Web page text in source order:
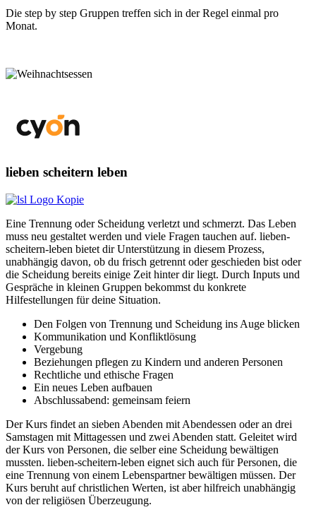
Die step by step Gruppen treffen sich in der Regel einmal pro
Monat.
lieben scheitern leben
Eine Trennung oder Scheidung verletzt und schmerzt. Das Leben
muss neu gestaltet werden und viele Fragen tauchen auf. lieben-
scheitern-leben bietet dir Unterstützung in diesem Prozess,
unabhängig davon, ob du frisch getrennt oder geschieden bist oder
die Scheidung bereits einige Zeit hinter dir liegt. Durch Inputs und
Gespräche in kleinen Gruppen bekommst du konkrete
Hilfestellungen für deine Situation.
Den Folgen von Trennung und Scheidung ins Auge blicken
Kommunikation und Konfliktlösung
Vergebung
Beziehungen pflegen zu Kindern und anderen Personen
Rechtliche und ethische Fragen
Ein neues Leben aufbauen
Abschlussabend: gemeinsam feiern
Der Kurs findet an sieben Abenden mit Abendessen oder an drei
Samstagen mit Mittagessen und zwei Abenden statt. Geleitet wird
der Kurs von Personen, die selber eine Scheidung bewältigen
mussten. lieben-scheitern-leben eignet sich auch für Personen, die
eine Trennung von einem Lebenspartner bewältigen müssen. Der
Kurs beruht auf christlichen Werten, ist aber hilfreich unabhängig
von der religiösen Überzeugung.